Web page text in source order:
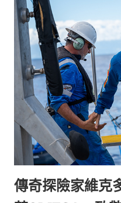
傳奇探險家維克